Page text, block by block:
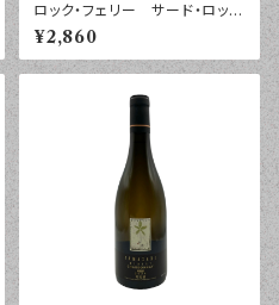
ロック・フェリー サード・ロッ
ク ソーヴィニヨン・ブラン マ
ールボロ ２０２４年 ７５０ｍ
ｌ
¥2,860